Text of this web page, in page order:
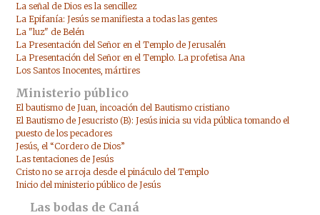
La señal de Dios es la sencillez
La Epifanía: Jesús se manifiesta a todas las gentes
La "luz" de Belén
La Presentación del Señor en el Templo de Jerusalén
La Presentación del Señor en el Templo. La profetisa Ana
Los Santos Inocentes, mártires
Ministerio público
El bautismo de Juan, incoación del Bautismo cristiano
El Bautismo de Jesucristo (B): Jesús inicia su vida pública tomando el
puesto de los pecadores
Jesús, el “Cordero de Dios”
Las tentaciones de Jesús
Cristo no se arroja desde el pináculo del Templo
Inicio del ministerio público de Jesús
Las bodas de Caná